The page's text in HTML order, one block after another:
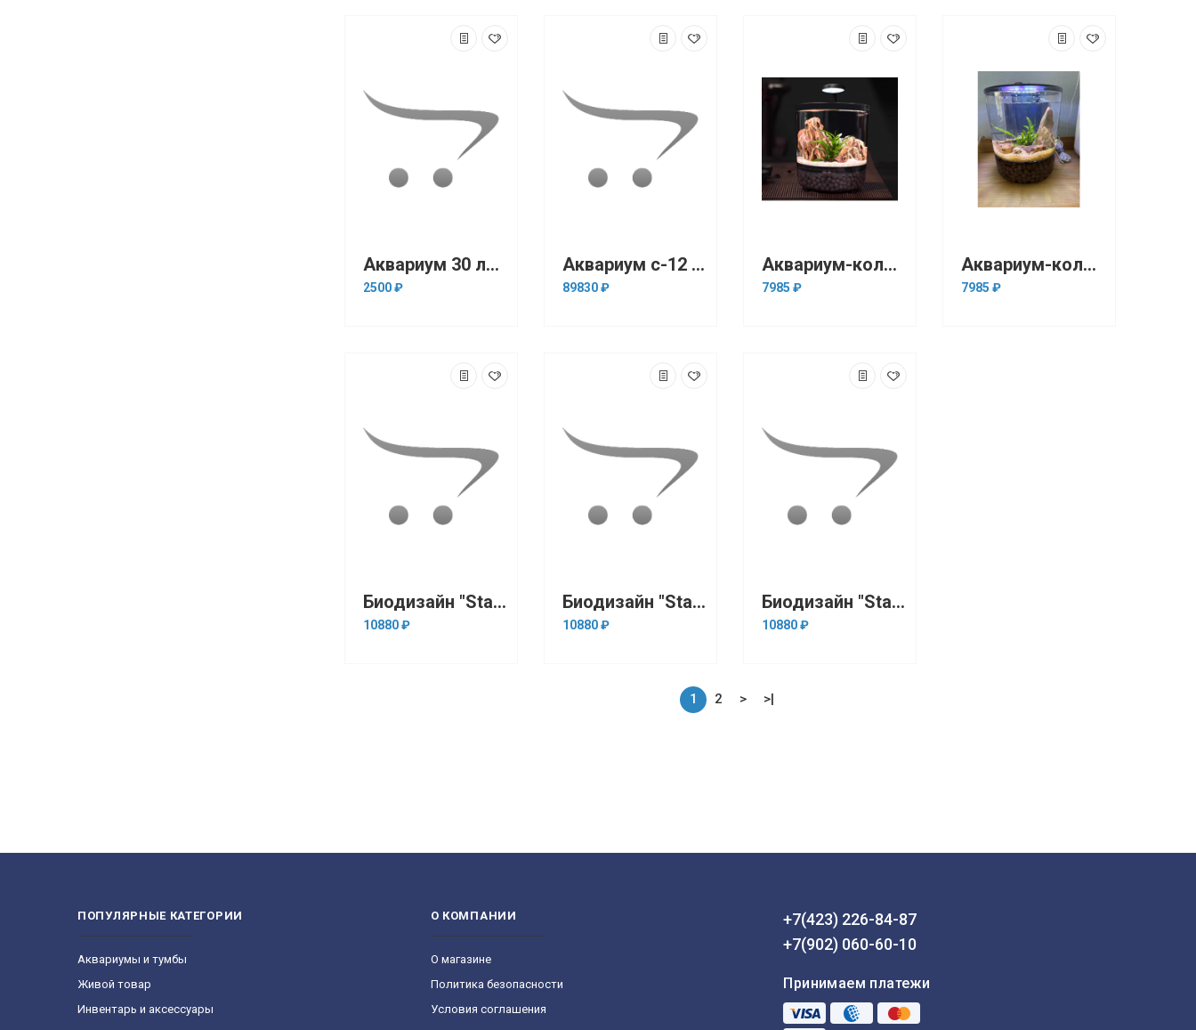
Аквариум 30 литров б/у
2500 ₽
Аквариум с-12 290л с тумбой Juwel (черный)
89830 ₽
Аквариум-колба с донным фильтом + LED подсветка 18*18*21см черный
7985 ₽
Аквариум-колба с крышкой с донным фильтом + LED подсветка 18*18*21см черный
7985 ₽
Биодизайн "Start-Up 50" Белёный Дуб, 50 л, 60*27*38 см (аквариумный комплект)
10880 ₽
Биодизайн "Start-Up 50" Венге, 50 л, 60*27*38 см (аквариумный комплект)
10880 ₽
Биодизайн "Start-Up 50" Дуб Сонома, 50 л, 60*27*38 см (аквариумный комплект)
10880 ₽
1 2 > >|
ПОПУЛЯРНЫЕ КАТЕГОРИИ
Aквариумы и тумбы
Живой товар
Инвентарь и аксессуары
О КОМПАНИИ
О магазине
Политика безопасности
Условия соглашения
+7(423) 226-84-87
+7(902) 060-60-10
Принимаем платежи